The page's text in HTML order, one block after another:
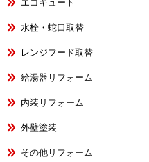
エコキュート
水栓・蛇口取替
レンジフード取替
給湯器リフォーム
内装リフォーム
外壁塗装
その他リフォーム